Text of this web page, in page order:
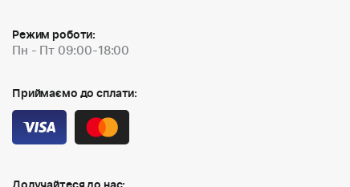
Режим роботи:
Пн - Пт 09:00-18:00
Приймаємо до сплати: